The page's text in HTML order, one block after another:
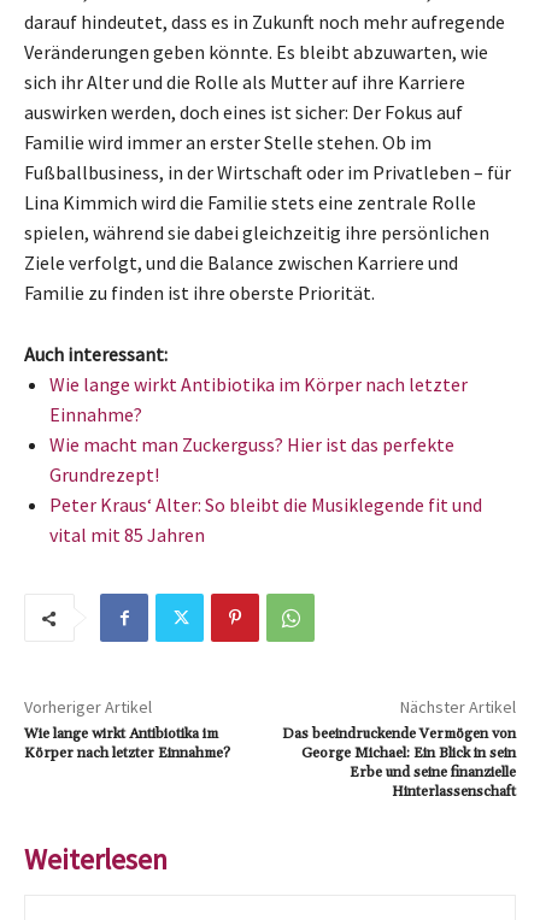
darauf hindeutet, dass es in Zukunft noch mehr aufregende
Veränderungen geben könnte. Es bleibt abzuwarten, wie
sich ihr Alter und die Rolle als Mutter auf ihre Karriere
auswirken werden, doch eines ist sicher: Der Fokus auf
Familie wird immer an erster Stelle stehen. Ob im
Fußballbusiness, in der Wirtschaft oder im Privatleben – für
Lina Kimmich wird die Familie stets eine zentrale Rolle
spielen, während sie dabei gleichzeitig ihre persönlichen
Ziele verfolgt, und die Balance zwischen Karriere und
Familie zu finden ist ihre oberste Priorität.
Auch interessant:
Wie lange wirkt Antibiotika im Körper nach letzter
Einnahme?
Wie macht man Zuckerguss? Hier ist das perfekte
Grundrezept!
Peter Kraus‘ Alter: So bleibt die Musiklegende fit und
vital mit 85 Jahren
Vorheriger Artikel
Wie lange wirkt Antibiotika im
Körper nach letzter Einnahme?
Nächster Artikel
Das beeindruckende Vermögen von
George Michael: Ein Blick in sein
Erbe und seine finanzielle
Hinterlassenschaft
Weiterlesen